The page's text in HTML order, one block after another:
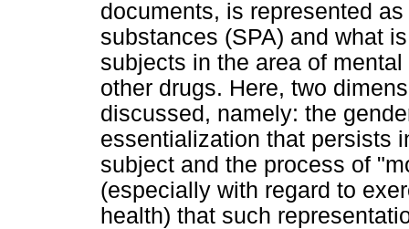
documents, is represented
substances (SPA) and what
subjects in the area of
other drugs. Here, two
discussed, namely: the
essentialization that persists
subject and the process of
(especially with regard to
health) that such